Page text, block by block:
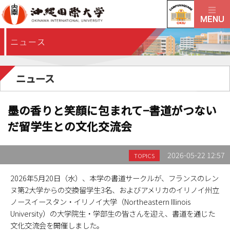
ニュース
墨の香りと笑顔に包まれて−書道がつない
だ留学生との文化交流会
TOPICS 2026-05-22 12:57
2026年5月20日（水）、本学の書道サークルが、フランスのレン
ヌ第2大学からの交換留学生3名、およびアメリカのイリノイ州立
ノースイースタン・イリノイ大学（Northeastern Illinois
University）の大学院生・学部生の皆さんを迎え、書道を通じた
文化交流会を開催しました。